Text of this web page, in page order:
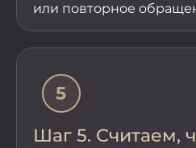
или повторное
Шаг 5. Считаем,